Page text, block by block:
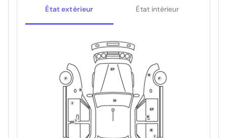
État extérieur État intérieur